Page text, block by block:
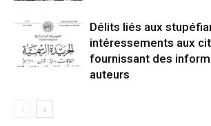
Délits liés aux
intéressements aux
fournissant des
auteurs